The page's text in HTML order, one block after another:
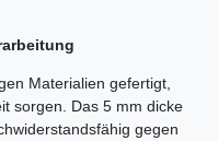
Materialien gefertigt,
sorgen. Das 5 mm dicke
gegen